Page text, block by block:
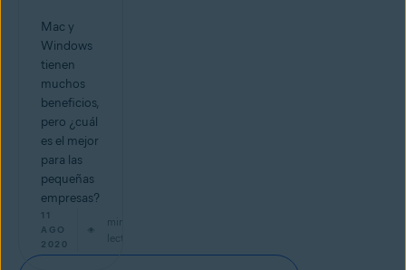
Mac y
Windows
tienen
muchos
beneficios,
pero ¿cuál
es el mejor
para las
pequeñas
empresas?
11
AGO
2020
min de
lectura